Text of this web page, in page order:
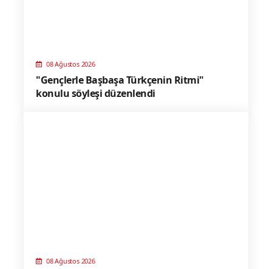
08 Ağustos 2026
"Gençlerle Başbaşa Türkçenin Ritmi"
konulu söyleşi düzenlendi
08 Ağustos 2026